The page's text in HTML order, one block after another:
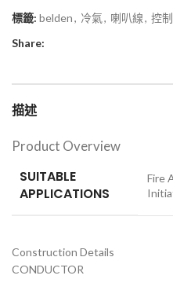
標籤: belden, 冷氣, 喇叭線, 控
Share:
描述
Product Overview
SUITABLE
APPLICATIONS
Fire
Construction Details
CONDUCTOR